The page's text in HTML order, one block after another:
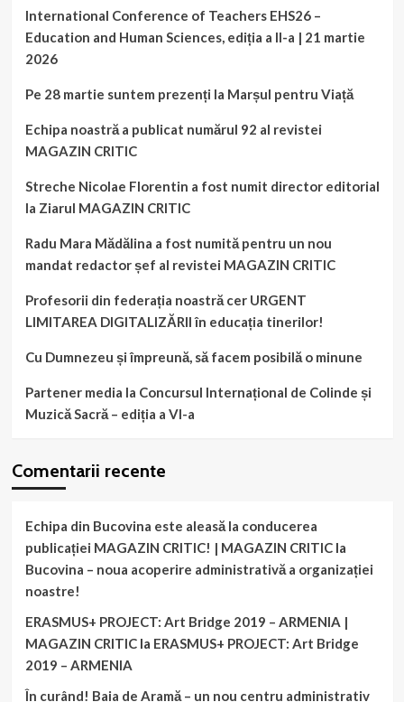
International Conference of Teachers EHS26 –
Education and Human Sciences, ediția a II-a | 21 martie
2026
Pe 28 martie suntem prezenți la Marșul pentru Viață
Echipa noastră a publicat numărul 92 al revistei
MAGAZIN CRITIC
Streche Nicolae Florentin a fost numit director editorial
la Ziarul MAGAZIN CRITIC
Radu Mara Mădălina a fost numită pentru un nou
mandat redactor șef al revistei MAGAZIN CRITIC
Profesorii din federația noastră cer URGENT
LIMITAREA DIGITALIZĂRII în educația tinerilor!
Cu Dumnezeu și împreună, să facem posibilă o minune
Partener media la Concursul Internațional de Colinde și
Muzică Sacră – ediția a VI-a
Comentarii recente
Echipa din Bucovina este aleasă la conducerea
publicației MAGAZIN CRITIC! | MAGAZIN CRITICla
Bucovina – noua acoperire administrativă a organizației
noastre!
ERASMUS+ PROJECT: Art Bridge 2019 – ARMENIA |
MAGAZIN CRITICla ERASMUS+ PROJECT: Art Bridge
2019 – ARMENIA
În curând! Baia de Aramă – un nou centru administrativ